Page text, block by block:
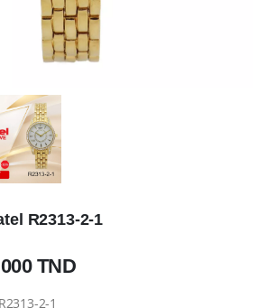
R2313-2-1
TND
2-1